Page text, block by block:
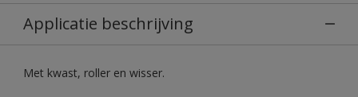
Applicatie beschrijving
Met kwast, roller en wisser.